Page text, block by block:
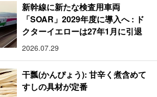
新幹線に新たな検査用車両
「SOAR」2029年度に導入へ : ド
クターイエローは27年1月に引退
2026.07.29
干瓢(かんぴょう): 甘辛く煮含めて
すしの具材が定番